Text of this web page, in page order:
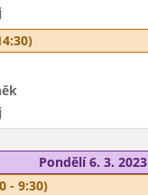
Pondělí 6. 3. 2023
- 9:30)